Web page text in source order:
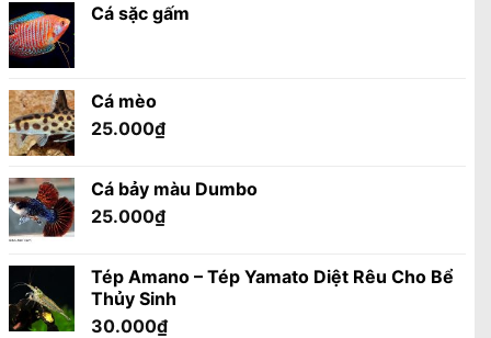
Cá sặc gấm
Cá mèo
25.000₫
Cá bảy màu Dumbo
25.000₫
Tép Amano – Tép Yamato Diệt Rêu Cho Bể
Thủy Sinh
30.000₫